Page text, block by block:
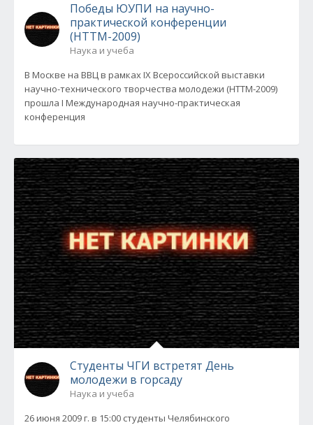
Победы ЮУПИ на научно-
практической конференции
(НТТМ-2009)
Наука и учеба
В Москве на ВВЦ в рамках IX Всероссийской выставки
научно-технического творчества молодежи (НТТМ-2009)
прошла I Международная научно-практическая
конференция
Студенты ЧГИ встретят День
молодежи в горсаду
Наука и учеба
26 июня 2009 г. в 15:00 студенты Челябинского